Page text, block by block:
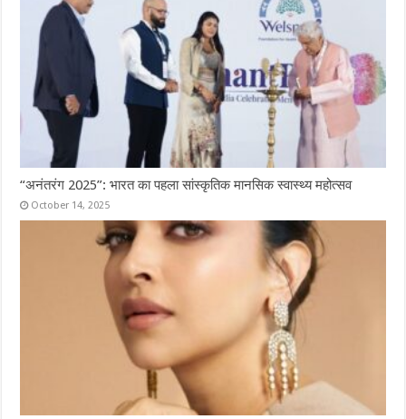
“अनंतरंग 2025”: भारत का पहला सांस्कृतिक मानसिक स्वास्थ्य महोत्सव
October 14, 2025